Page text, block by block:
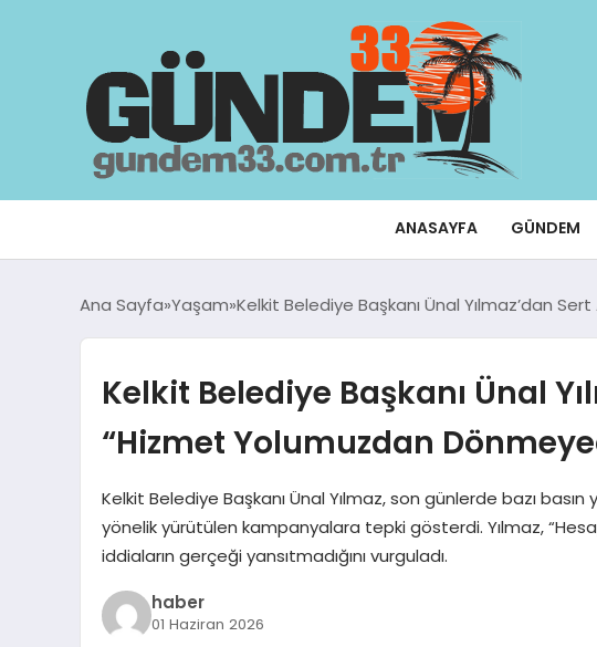
ANASAYFA GÜNDEM
Ana Sayfa Yaşam Kelkit Belediye Başkanı Ünal Yılmaz’dan
Kelkit Belediye Başkanı Ünal
“Hizmet Yolumuzdan
Kelkit Belediye Başkanı Ünal Yılmaz, son günlerde bazı
yönelik yürütülen kampanyalara tepki gösterdi. Yılmaz,
iddiaların gerçeği yansıtmadığını vurguladı.
haber
01 Haziran 2026